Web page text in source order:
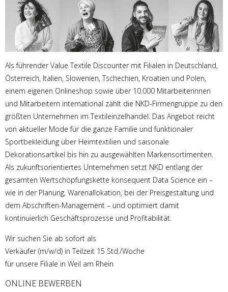
Als führender Value Textile Discounter mit Filialen in Deutschland,
Österreich, Italien, Slowenien, Tschechien, Kroatien und Polen,
einem eigenen Onlineshop sowie über 10.000 Mitarbeiterinnen
und Mitarbeitern international zählt die NKD-Firmengruppe zu den
größten Unternehmen im Textileinzelhandel. Das Angebot reicht
von aktueller Mode für die ganze Familie und funktionaler
Sportbekleidung über Heimtextilien und saisonale
Dekorationsartikel bis hin zu ausgewählten Markensortimenten.
Als zukunftsorientiertes Unternehmen setzt NKD entlang der
gesamten Wertschöpfungskette konsequent Data Science ein –
wie in der Planung, Warenallokation, bei der Preisgestaltung und
dem Abschriften-Management – und optimiert damit
kontinuierlich Geschäftsprozesse und Profitabilität.
Wir suchen Sie ab sofort als
Verkäufer (m/w/d) in Teilzeit 15 Std./Woche
für unsere Filiale in Weil am Rhein
ONLINE BEWERBEN